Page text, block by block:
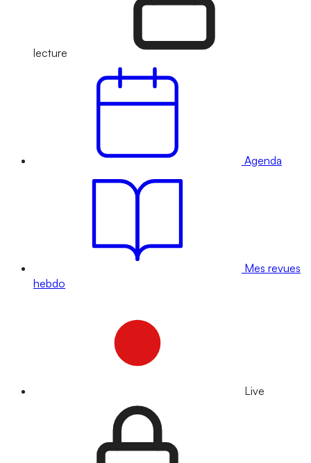
lecture
Agenda
Mes revues
hebdo
Live